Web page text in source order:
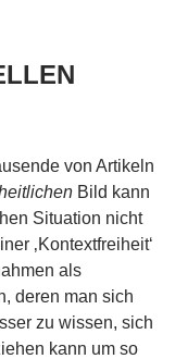
von Artikeln
Bild kann
Situation nicht
‚Kontextfreiheit‘
als
deren man sich
zu wissen, sich
kann um so